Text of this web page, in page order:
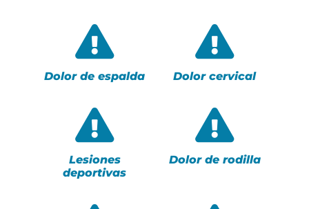
Dolor de espalda Dolor cervical
Lesiones
deportivas
Dolor de rodilla